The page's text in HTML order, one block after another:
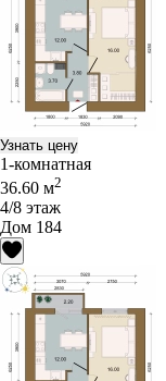
Узнать цену
1-комнатная
36.60 м2
4/8 этаж
Дом 184